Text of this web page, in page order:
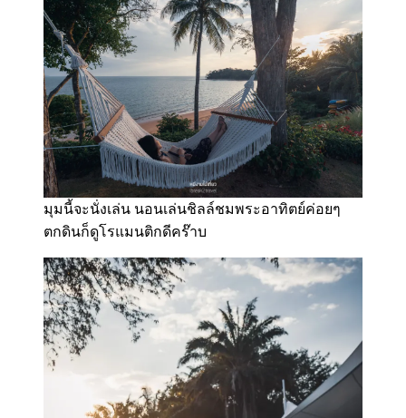
มุมนี้จะนั่งเล่น นอนเล่นชิลล์ชมพระอาทิตย์ค่อยๆ
ตกดินก็ดูโรแมนติกดีคร๊าบ